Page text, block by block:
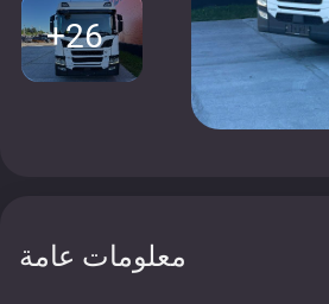
+26
معلومات عامة